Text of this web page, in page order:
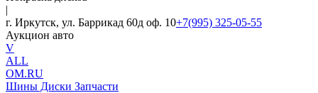
|
г. Иркутск, ул. Баррикад 60д оф. 10+7(995) 325-05-55
Аукцион авто
V
ALL
OM.RU
Шины Диски Запчасти